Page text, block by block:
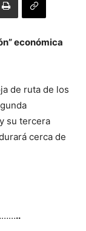
económica
de ruta de los
su tercera
cerca de
..